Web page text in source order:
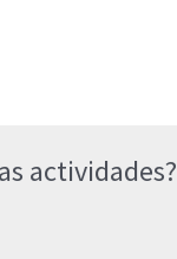
actividades?